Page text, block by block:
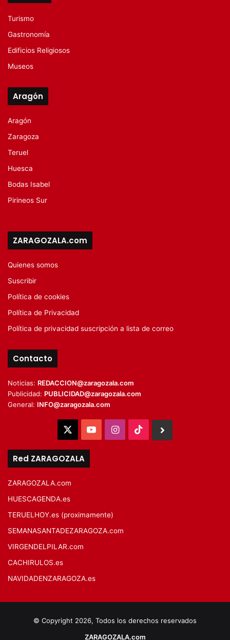
Turismo
Gastronomía
Edificios Religiosos
Museos
Aragón
Aragón
Zaragoza
Teruel
Huesca
Bodas Isabel
Pirineos Sur
ZARAGOZALA.com
Quienes somos
Suscribir
Política de cookies
Política de Privacidad
Política de privacidad suscripción a lista de correo
Contacto
Noticias: REDACCION@zaragozala.com
Publicidad: PUBLICIDAD@zaragozala.com
General: INFO@zaragozala.com
YouTubeInstagram
TikTok
Red ZARAGOZALA
ZARAGOZALA.com
HUESCAGENDA.es
TERUELHOY.es (proximamente)
SEMANASANTADEZARAGOZA.com
VIRGENDELPILAR.com
CACHIRULOS.es
NAVIDADENZARAGOZA.es
© Copyright 2026, Todos los derechos reservados
ZARAGOZALA.com